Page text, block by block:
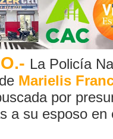
La Policía
Marielis
por
a su esposo